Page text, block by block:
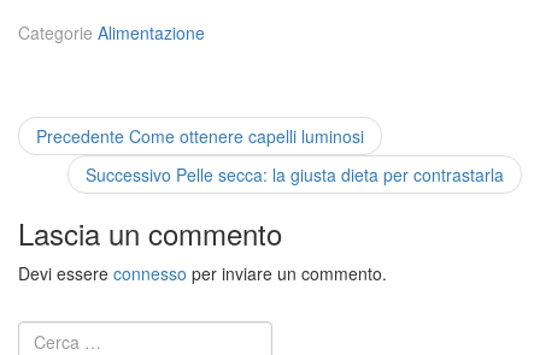
Categorie Alimentazione
Navigazione
articoli
Precedente Previous
post:
Come ottenere capelli luminosi
Successivo Next
post:
Pelle secca: la giusta dieta per contrastarla
Lascia un commento
Devi essere connesso per inviare un commento.